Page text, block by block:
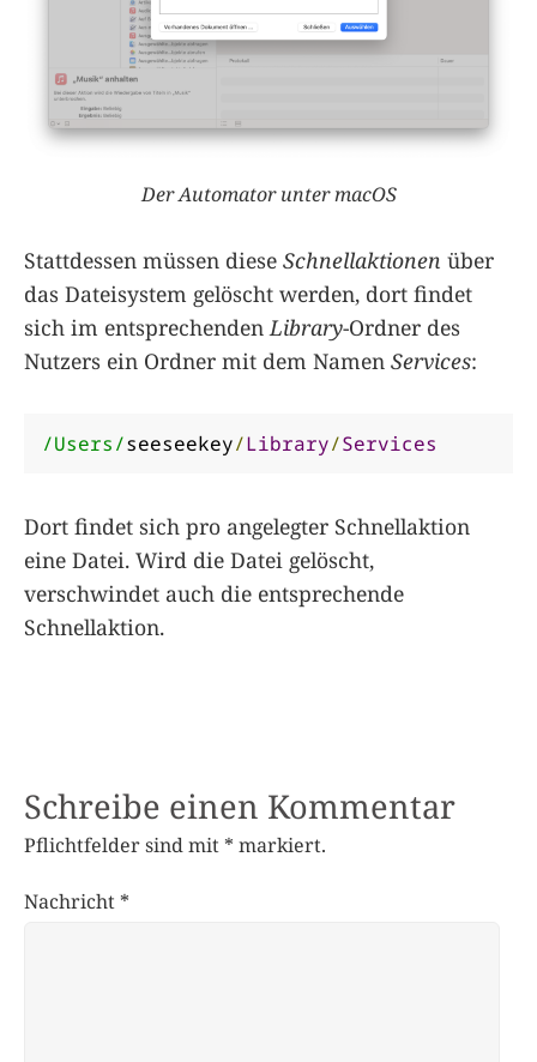
Der Automator unter macOS
Stattdessen müssen diese Schnellaktionen über
das Dateisystem gelöscht werden, dort findet
sich im entsprechendenLibrary-Ordner des
Nutzers ein Ordner mit dem Namen Services:
/Users/seeseekey/Library/Services
Dort findet sich pro angelegter Schnellaktion
eine Datei. Wird die Datei gelöscht,
verschwindet auch die entsprechende
Schnellaktion.
Schreibe einen Kommentar
Pflichtfelder sind mit * markiert.
Nachricht *